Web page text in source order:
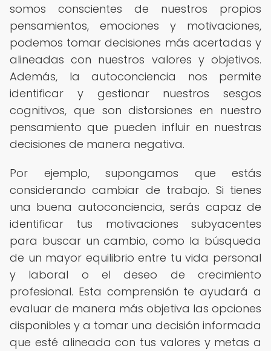
somos conscientes de nuestros propios
pensamientos, emociones y motivaciones,
podemos tomar decisiones más acertadas y
alineadas con nuestros valores y objetivos.
Además, la autoconciencia nos permite
identificar y gestionar nuestros sesgos
cognitivos, que son distorsiones en nuestro
pensamiento que pueden influir en nuestras
decisiones de manera negativa.
Por ejemplo, supongamos que estás
considerando cambiar de trabajo. Si tienes
una buena autoconciencia, serás capaz de
identificar tus motivaciones subyacentes
para buscar un cambio, como la búsqueda
de un mayor equilibrio entre tu vida personal
y laboral o el deseo de crecimiento
profesional. Esta comprensión te ayudará a
evaluar de manera más objetiva las opciones
disponibles y a tomar una decisión informada
que esté alineada con tus valores y metas a